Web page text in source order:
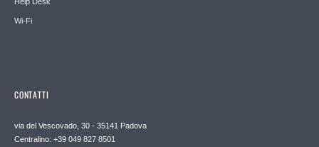
Wi-Fi
CONTATTI
via del Vescovado, 30 - 35141 Padova
Centralino: +39 049 827 8501